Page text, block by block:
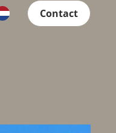
Contact